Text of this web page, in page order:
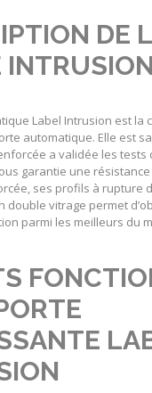
DE
INTRUSION
Label Intrusion est la
automatique. Elle est
a validée les tests
garantie une
ses profils à rupture
double vitrage permet
parmi les meilleurs du